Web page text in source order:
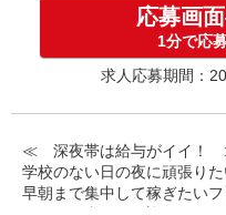
応募画
1分で応
求人応募期間：
≪ 深夜帯は給与がイイ！
学校のない日の夜に頑張りた
早朝まで集中して稼ぎたい